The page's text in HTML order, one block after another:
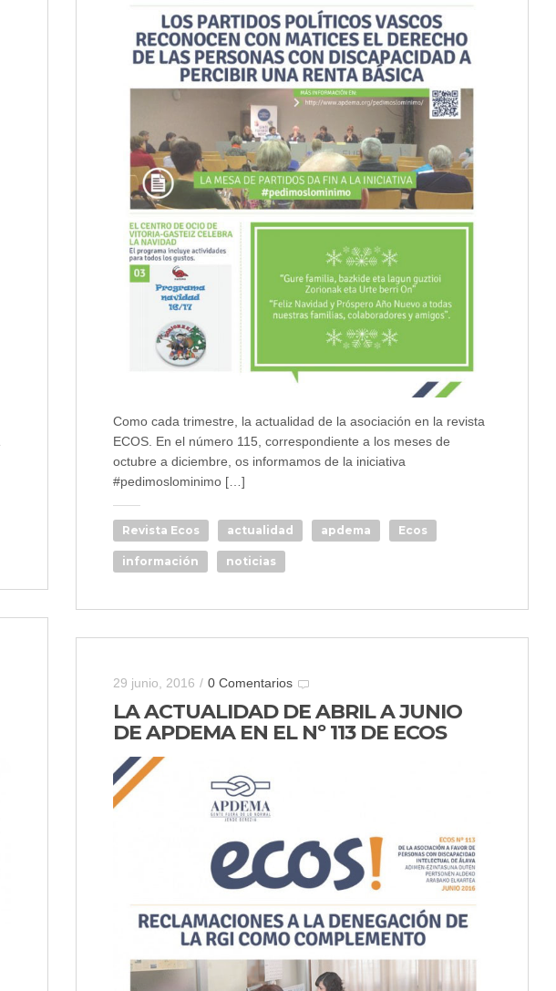
Como cada trimestre, la actualidad de la asociación en la revista
ECOS. En el número 115, correspondiente a los meses de
octubre a diciembre, os informamos de la iniciativa
#pedimoslominimo […]
Revista Ecos actualidad apdema Ecos
información noticias
29 junio, 2016 / 0 Comentarios
LA ACTUALIDAD DE ABRIL A JUNIO
DE APDEMA EN EL Nº 113 DE ECOS